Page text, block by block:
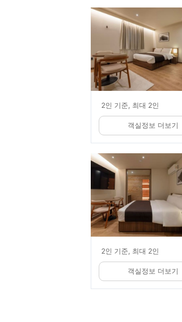
2인 기준, 최대 2인
객실정보 더보기
2인 기준, 최대 2인
객실정보 더보기